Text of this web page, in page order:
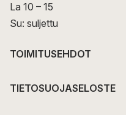
La 10 – 15
Su: suljettu
TOIMITUSEHDOT
TIETOSUOJASELOSTE